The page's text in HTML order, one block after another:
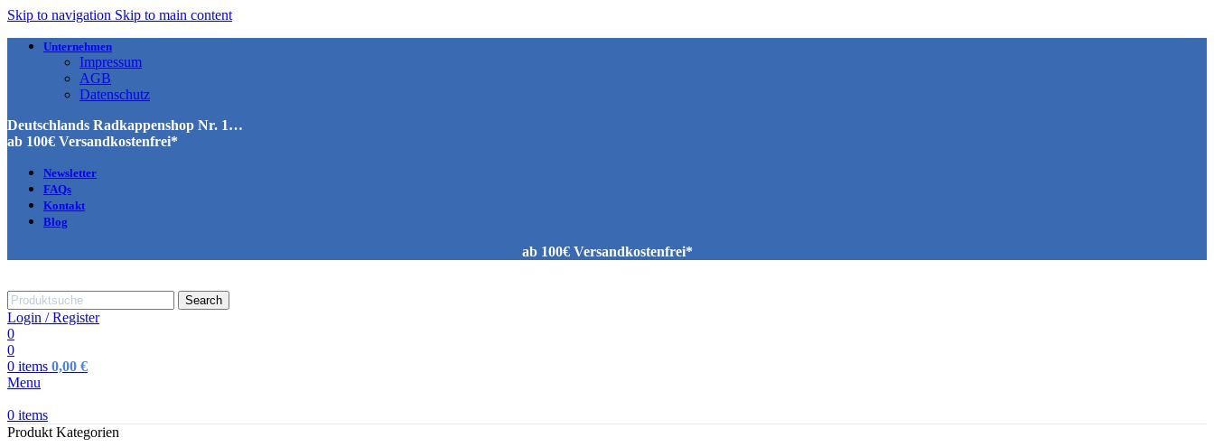
Skip to navigation Skip to main content
Unternehmen
Impressum
AGB
Datenschutz
Deutschlands Radkappenshop Nr. 1…
ab 100€ Versandkostenfrei*
Newsletter
FAQs
Kontakt
Blog
ab 100€ Versandkostenfrei*
Search
Login / Register
0
0
0 items 0,00 €
Menu
0 items
Produkt Kategorien